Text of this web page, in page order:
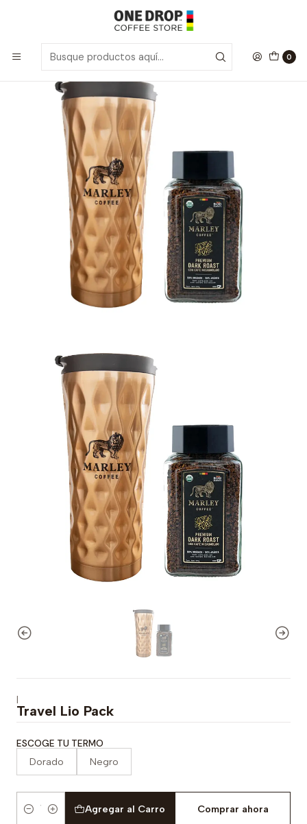
0
Marley Coffee Travel Lio Pack
|
Travel Lio Pack
ESCOGE TU TERMO
Dorado Negro
Cantidad
Agregar al Carro Comprar ahora